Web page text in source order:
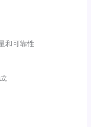
和可靠性